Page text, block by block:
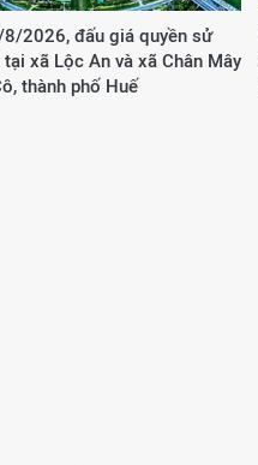
2026, đấu giá quyền sử
xã Lộc An và xã Chân Mây
thành phố Huế